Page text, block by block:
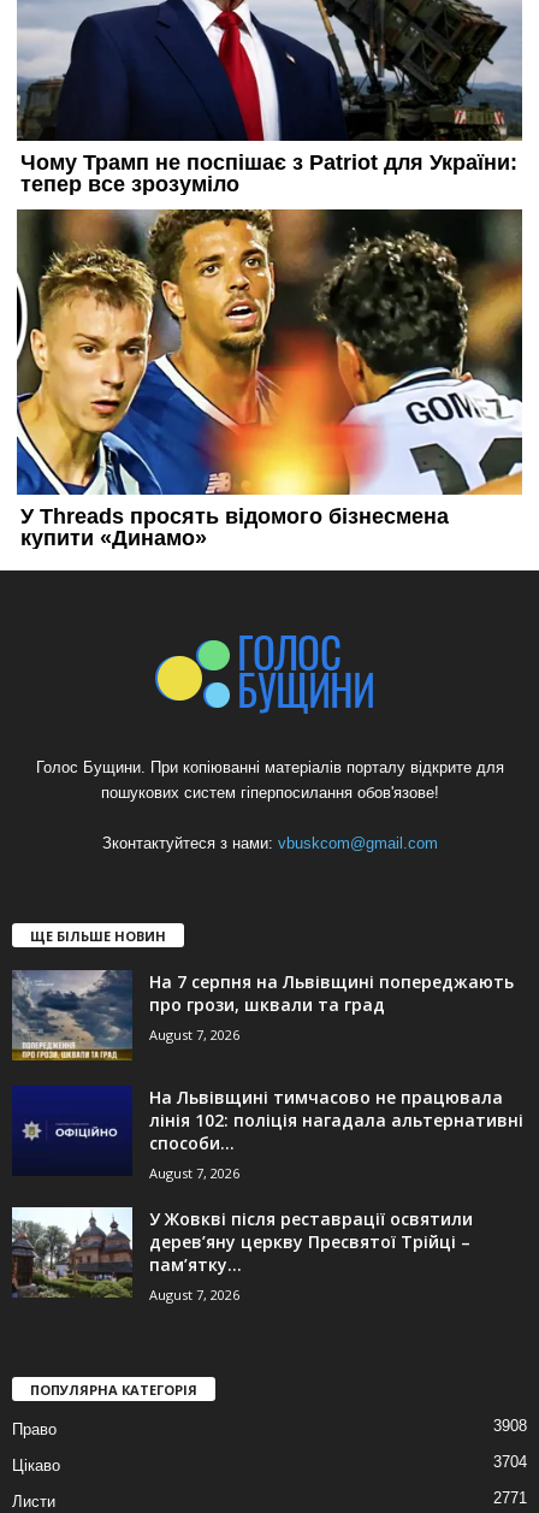
Голос Бущини. При копіюванні матеріалів порталу відкрите для
пошукових систем гіперпосилання обов'язове!
Зконтактуйтеся з нами: vbuskcom@gmail.com
ЩЕ БІЛЬШЕ НОВИН
На 7 серпня на Львівщині попереджають
про грози, шквали та град
August 7, 2026
На Львівщині тимчасово не працювала
лінія 102: поліція нагадала альтернативні
способи...
August 7, 2026
У Жовкві після реставрації освятили
дерев’яну церкву Пресвятої Трійці –
пам’ятку...
August 7, 2026
ПОПУЛЯРНА КАТЕГОРІЯ
Право 3908
Цікаво 3704
Листи 2771